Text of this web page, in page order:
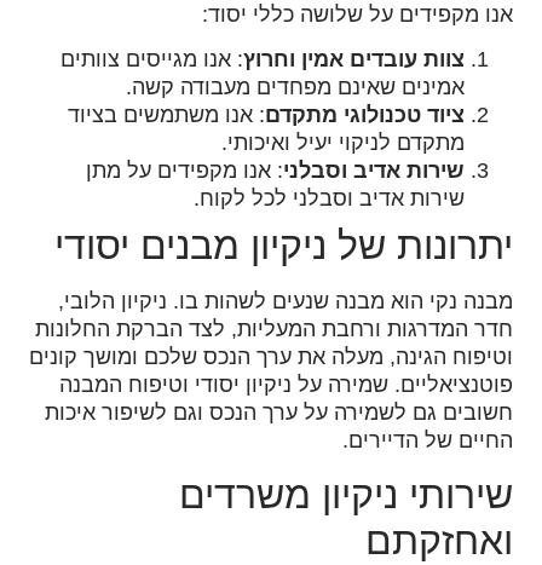
אנו מקפידים על שלושה כללי יסוד:
צוות עובדים אמין וחרוץ: אנו מגייסים צוותים
אמינים שאינם מפחדים מעבודה קשה.
ציוד טכנולוגי מתקדם: אנו משתמשים בציוד
מתקדם לניקוי יעיל ואיכותי.
שירות אדיב וסבלני: אנו מקפידים על מתן
שירות אדיב וסבלני לכל לקוח.
יתרונות של ניקיון מבנים יסודי
מבנה נקי הוא מבנה שנעים לשהות בו. ניקיון הלובי,
חדר המדרגות ורחבת המעליות, לצד הברקת החלונות
וטיפוח הגינה, מעלה את ערך הנכס שלכם ומושך קונים
פוטנציאליים. שמירה על ניקיון יסודי וטיפוח המבנה
חשובים גם לשמירה על ערך הנכס וגם לשיפור איכות
החיים של הדיירים.
שירותי ניקיון משרדים
ואחזקתם